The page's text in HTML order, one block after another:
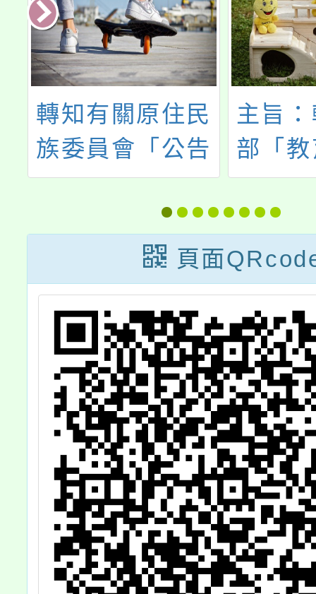
轉知有關原住民
族委員會「公告
113年度原住民
族歲時祭儀放假
日期」1份
主旨
部「
教育
要點
令影
則修
份，
頁面